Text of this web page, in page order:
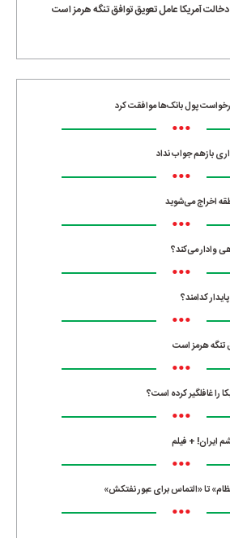
دخالت آمریکا عامل تعویق توافق تنگه هرمز است
پول بانک‌ها موافقت کرد
•••
بازهم جواب نداد
•••
اخراج می‌شوید
•••
وادار می‌کند؟
•••
کدامند؟
•••
تنگه هرمز است
•••
را غافلگیر کرده است؟
•••
ایران! + فیلم
•••
تا «التماس برای عبور نفتکش»
•••